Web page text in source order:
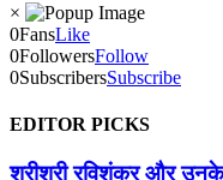
×
0FansLike
0FollowersFollow
0SubscribersSubscribe
EDITOR PICKS
श्रीश्री रविशंकर और